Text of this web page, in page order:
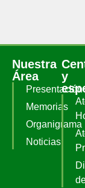
Nuestra
Área
Presentación
Memorias
Organigrama
Noticias
y